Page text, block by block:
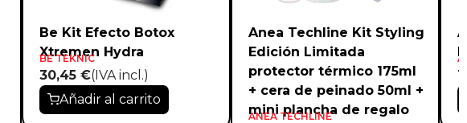
Be Kit Efecto Botox
Xtremen Hydra
BE TEKNIC
30,45 €(IVA incl.)
Añadir al carrito
Anea Techline Kit Styling
Edición Limitada
protector térmico 175ml
+ cera de peinado 50ml +
mini plancha de regalo
ANEA TECHLINE